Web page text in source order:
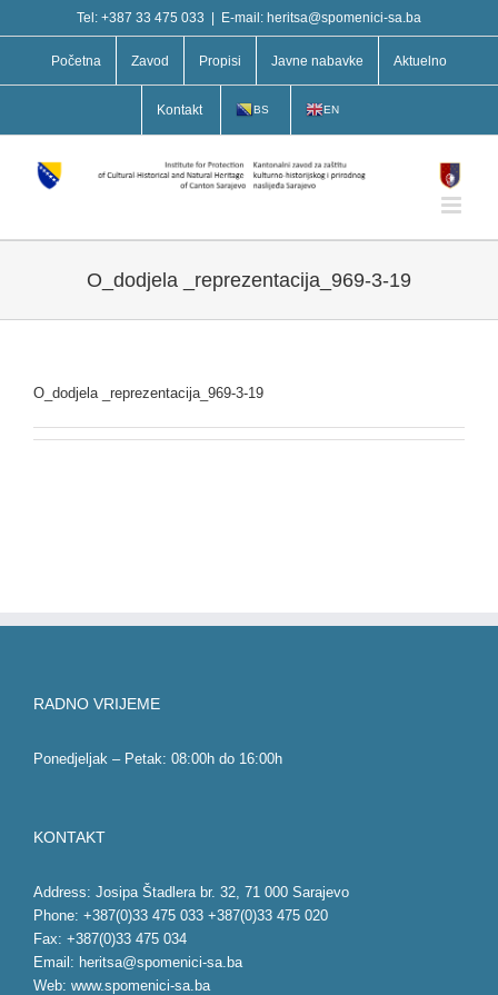
to
Tel: +387 33 475 033 E-mail: heritsa@spomenici-sa.ba
Početna Zavod Propisi Javne nabavke Aktuelno
Kontakt BS EN
O_dodjela _reprezentacija_969-3-19
O_dodjela _reprezentacija_969-3-19
RADNO VRIJEME
Ponedjeljak – Petak: 08:00h do 16:00h
KONTAKT
Address: Josipa Štadlera br. 32, 71 000 Sarajevo
Phone: +387(0)33 475 033 +387(0)33 475 020
Fax: +387(0)33 475 034
Email: heritsa@spomenici-sa.ba
Web: www.spomenici-sa.ba